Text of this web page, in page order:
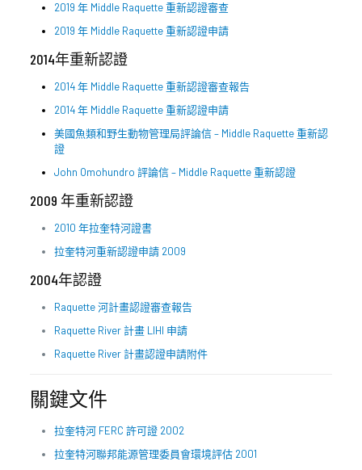
2019 年 Middle Raquette 重新認證審查
2019 年 Middle Raquette 重新認證申請
2014年重新認證
2014 年 Middle Raquette 重新認證審查報告
2014 年 Middle Raquette 重新認證申請
美國魚類和野生動物管理局評論信 – Middle Raquette 重新認
證
John Omohundro 評論信 – Middle Raquette 重新認證
2009 年重新認證
2010 年拉奎特河證書
拉奎特河重新認證申請 2009
2004年認證
Raquette 河計畫認證審查報告
Raquette River 計畫 LIHI 申請
Raquette River 計畫認證申請附件
關鍵文件
拉奎特河 FERC 許可證 2002
拉奎特河聯邦能源管理委員會環境評估 2001